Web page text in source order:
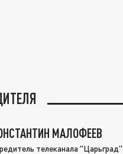
МАЛОФЕЕВ
телеканала "Царьград"